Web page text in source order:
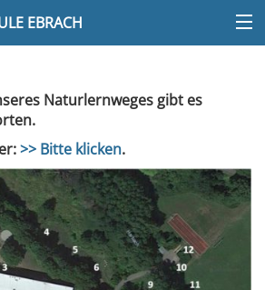
EBRACH
Naturlernweges gibt es
>> Bitte klicken.